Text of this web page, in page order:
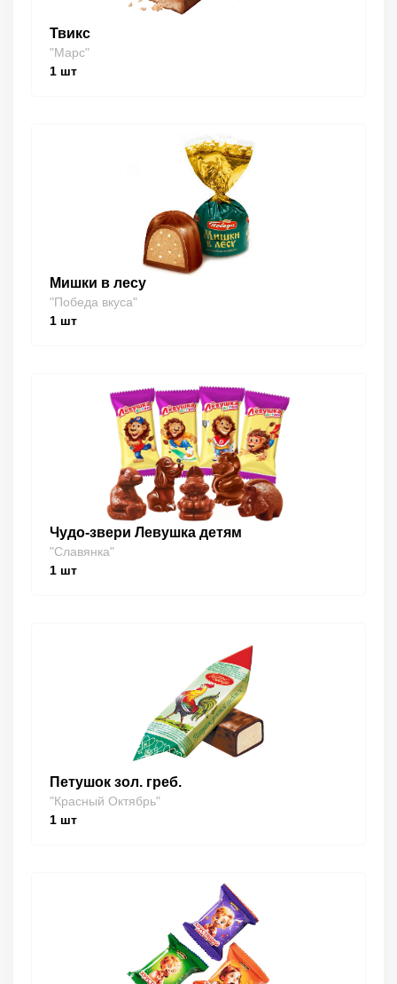
Твикс
"Марс"
1 шт
Мишки в лесу
"Победа вкуса"
1 шт
Чудо-звери Левушка детям
"Славянка"
1 шт
Петушок зол. греб.
"Красный Октябрь"
1 шт